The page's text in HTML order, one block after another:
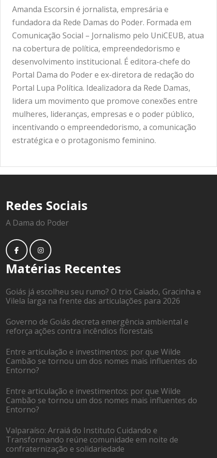
Amanda Escorsin é jornalista, empresária e
fundadora da Rede Damas do Poder. Formada em
Comunicação Social – Jornalismo pelo UniCEUB, atua
na cobertura de política, empreendedorismo e
desenvolvimento institucional. É editora-chefe do
Portal Dama do Poder e ex-diretora de redação do
Portal Lupa Política. Idealizadora da Rede Damas,
lidera um movimento que promove conexões entre
mulheres, lideranças, empresas e o poder público,
incentivando o empreendedorismo, a comunicação
estratégica e o protagonismo feminino.
Redes Sociais
A Dama do Poder
Matérias Recentes
Goiás já escolheu seu rumo? O trio Caiado, Gracinha e
Vilela larga na frente das articulações para 2026
Governo de Goiás decreta emergência ambiental e
reforça ações contra incêndios florestais
Entre articulação e investimentos: por que Wilde
Cambão se tornou um dos nomes mais influentes do
Entorno?
Entre articulação e investimentos: por que Wilde
Cambão se tornou um dos nomes mais influentes do
Entorno?
Valparaíso: Arraiá do Instituto Cuidando e
Transformando reúne comunidade em noite de
confraternização e solidariedade